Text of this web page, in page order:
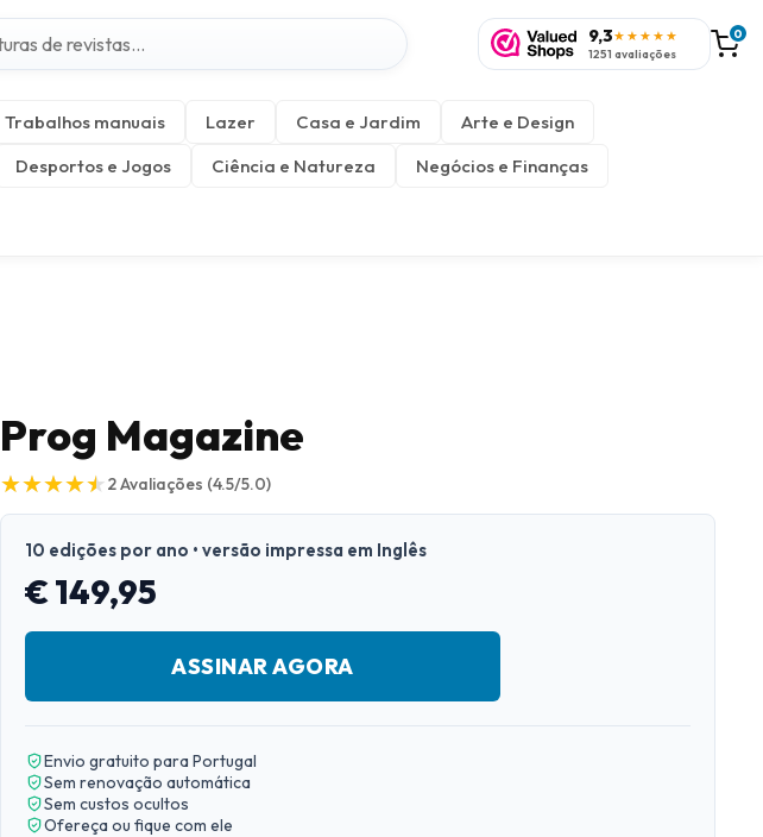
9,3★★★★★
1251 avaliações
0
Trabalhos manuais Lazer Casa e Jardim
Arte e Design
Desportos e Jogos Ciência e Natureza
Negócios e Finanças
Prog Magazine
★
★★
★★
★★
★★
★2Avaliações (4.5/5.0)
10 edições por ano • versão impressa em Inglês
€ 149,95
ASSINAR AGORA
Envio gratuito para Portugal
Sem renovação automática
Sem custos ocultos
Ofereça ou fique com ele